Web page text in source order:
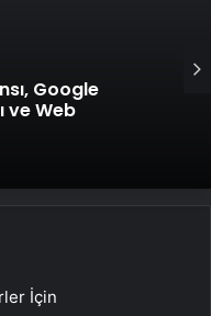
ve Web
Akıllı Dijital
İçin